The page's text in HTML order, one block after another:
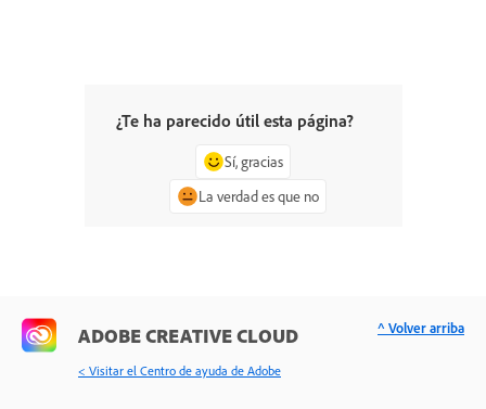
¿Te ha parecido útil esta página?
Sí, gracias
La verdad es que no
ADOBE CREATIVE CLOUD
< Visitar el Centro de ayuda de Adobe
^ Volver arriba